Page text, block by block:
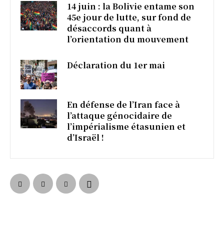
14 juin : la Bolivie entame son
45e jour de lutte, sur fond de
désaccords quant à
l’orientation du mouvement
Déclaration du 1er mai
En défense de l’Iran face à
l’attaque génocidaire de
l’impérialisme étasunien et
d’Israël !